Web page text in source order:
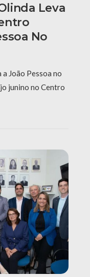
Leva
No
João Pessoa no
junino no Centro